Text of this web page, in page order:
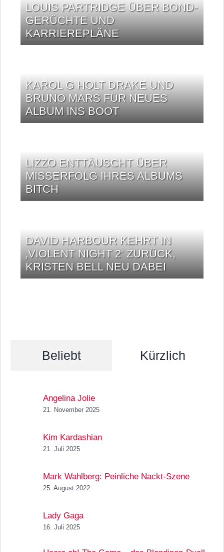
LOUIS PARTRIDGE ÜBER BOND-
GERÜCHTE UND
KARRIEREPLÄNE
KAROL G HOLT DRAKE UND
BRUNO MARS FÜR NEUES
ALBUM INS BOOT
LIZZO ENTTÄUSCHT ÜBER
MISSERFOLG IHRES ALBUMS
BITCH
DAVID HARBOUR KEHRT IN
‚VIOLENT NIGHT 2‘ ZURÜCK,
KRISTEN BELL NEU DABEI
Beliebt Kürzlich
Angelina Jolie
21. November 2025
Kim Kardashian
21. Juli 2025
Mark Wahlberg: Peinliche Nackt-Szene
25. August 2022
Lady Gaga
16. Juli 2025